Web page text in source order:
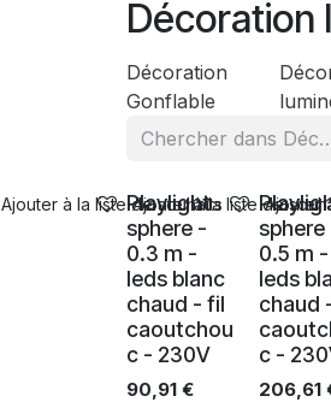
Décoration
Décoration
Gonflable
Ventes
Playlight
sphere -
0.3 m -
leds blanc
chaud - fil
caoutchou
c - 230V
90,91 €
Ajouter à la liste de souhaits Ventes
sphere
0.5 m -
leds
chaud
c -
206,61
Ajouter à la liste deAjouter